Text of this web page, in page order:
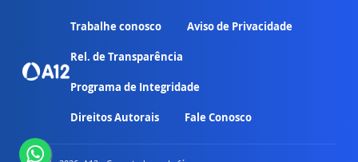
Trabalhe conosco Aviso de Privacidade
Rel. de Transparência
Programa de Integridade
Direitos Autorais Fale Conosco